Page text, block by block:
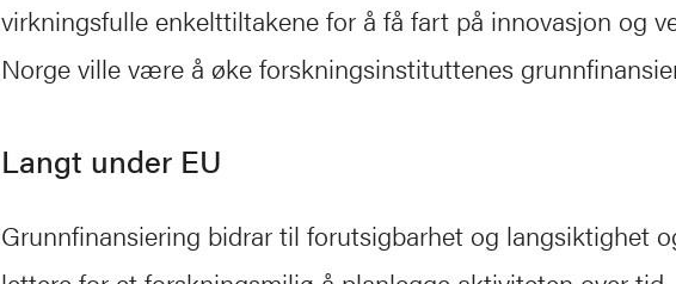
virkningsfulle enkelttiltakene for å få fart på innovasjon og
Norge ville være å øke forskningsinstituttenes
Langt under EU
Grunnfinansiering bidrar til forutsigbarhet og langsiktighet